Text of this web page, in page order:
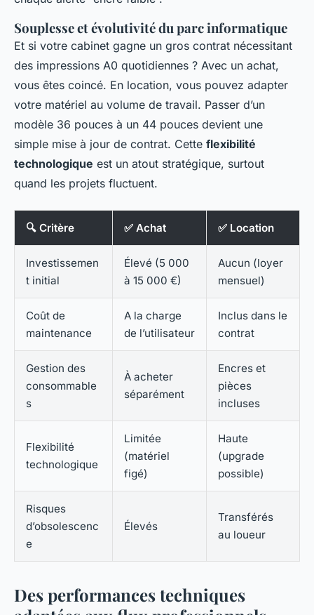
Souplesse et évolutivité du parc informatique
Et si votre cabinet gagne un gros contrat nécessitant
des impressions A0 quotidiennes ? Avec un achat,
vous êtes coincé. En location, vous pouvez adapter
votre matériel au volume de travail. Passer d’un
modèle 36 pouces à un 44 pouces devient une
simple mise à jour de contrat. Cette flexibilité
technologique est un atout stratégique, surtout
quand les projets fluctuent.
🔍 Critère ✅ Achat ✅ Location
Investissemen
t initial
Élevé (5 000
à 15 000 €)
Aucun (loyer
mensuel)
Coût de
maintenance
A la charge
de l’utilisateur
Inclus dans le
contrat
Gestion des
consommable
s
À acheter
séparément
Encres et
pièces
incluses
Flexibilité
technologique
Limitée
(matériel
figé)
Haute
(upgrade
possible)
Risques
d’obsolescenc
e
Élevés
Transférés
au loueur
Des performances techniques